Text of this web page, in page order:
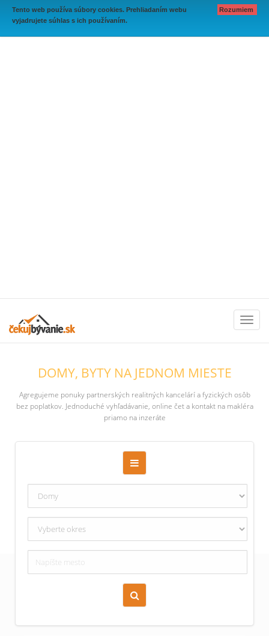
Tento web používa súbory cookies. Prehliadaním webu
vyjadrujete súhlas s ich používaním.
Rozumiem
DOMY, BYTY NA JEDNOM MIESTE
Agregujeme ponuky partnerských realitných kancelárí a fyzických osôb
bez poplatkov. Jednoduché vyhľadávanie, online čet a kontakt na makléra
priamo na inzeráte
Zoraď podľa času pridania